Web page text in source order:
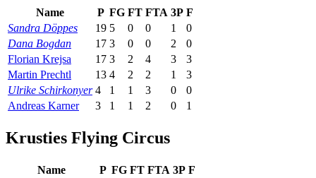
Name P FG FT FTA 3P F
Sandra Döppes
19 5 0 0 1
0
Dana Bogdan
17 3 0 0 2
0
Florian Krejsa
17 3 2 4 3
3
Martin Prechtl
13 4 2 2 1
3
Ulrike Schirkonyer 4 1 1 3 0
0
Andreas Karner
3 1 1 2 0 1
Krusties Flying Circus
Name P FG FT FTA 3P F